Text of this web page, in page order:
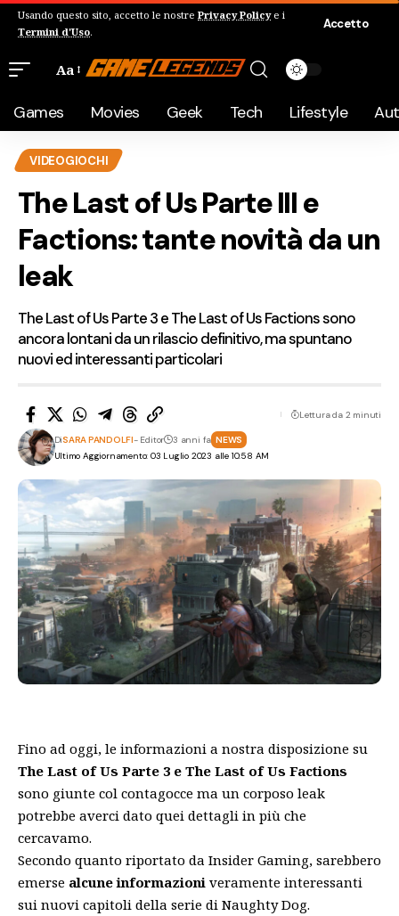
Usando questo sito, accetto le nostre Privacy Policye i
Termini d'Uso.
Accetto
Aa
Games Movies Geek Tech Lifestyle
VIDEOGIOCHI
The Last of Us Parte III e
Factions: tante novità da un
leak
The Last of Us Parte 3 e The Last of Us Factions sono
ancora lontani da un rilascio definitivo, ma spuntano
nuovi ed interessanti particolari
Ultimo Aggiornamento: 03 Luglio 2023 alle 10:58 AM
DiSARA PANDOLFI- Editor 3 anni fa NEWS
Lettura da 2 minuti
Fino ad oggi, le informazioni a nostra disposizione su
The Last of Us Parte 3 e The Last of Us Factions
sono giunte col contagocce ma un corposo leak
potrebbe averci dato quei dettagli in più che
cercavamo.
Secondo quanto riportato da Insider Gaming, sarebbero
emerse alcune informazioni veramente interessanti
sui nuovi capitoli della serie di Naughty Dog.